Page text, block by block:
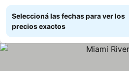
Seleccioná las fechas para ver los
precios exactos